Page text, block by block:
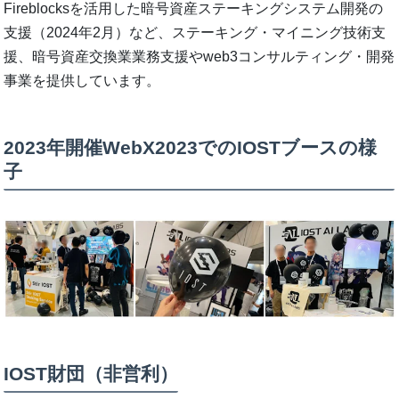
Fireblocksを活用した暗号資産ステーキングシステム開発の
支援（2024年2月）など、ステーキング・マイニング技術支
援、暗号資産交換業業務支援やweb3コンサルティング・開発
事業を提供しています。
2023年開催WebX2023でのIOSTブースの様
子
IOST財団（非営利）